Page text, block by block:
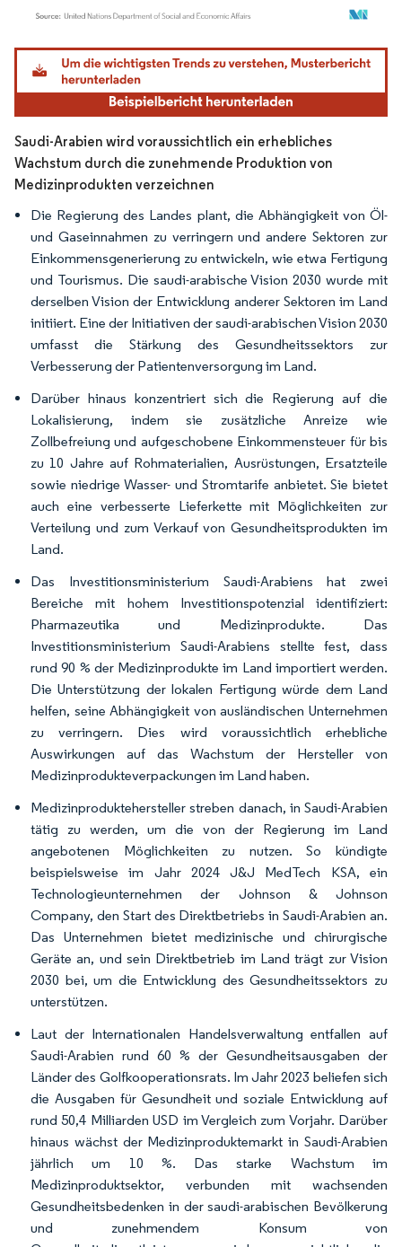
Bild © Mordor Intelligence. Wiederverwendung erfordert Namensnennung gemäß
Saudi-Arabien wird voraussichtlich ein erhebliches
Wachstum durch die zunehmende Produktion von
Medizinprodukten verzeichnen
Die Regierung des Landes plant, die Abhängigkeit von Öl-
und Gaseinnahmen zu verringern und andere Sektoren zur
Einkommensgenerierung zu entwickeln, wie etwa Fertigung
und Tourismus. Die saudi-arabische Vision 2030 wurde mit
derselben Vision der Entwicklung anderer Sektoren im Land
initiiert. Eine der Initiativen der saudi-arabischen Vision 2030
umfasst die Stärkung des Gesundheitssektors zur
Verbesserung der Patientenversorgung im Land.
Darüber hinaus konzentriert sich die Regierung auf die
Lokalisierung, indem sie zusätzliche Anreize wie
Zollbefreiung und aufgeschobene Einkommensteuer für bis
zu 10 Jahre auf Rohmaterialien, Ausrüstungen, Ersatzteile
sowie niedrige Wasser- und Stromtarife anbietet. Sie bietet
auch eine verbesserte Lieferkette mit Möglichkeiten zur
Verteilung und zum Verkauf von Gesundheitsprodukten im
Land.
Das Investitionsministerium Saudi-Arabiens hat zwei
Bereiche mit hohem Investitionspotenzial identifiziert:
Pharmazeutika und Medizinprodukte. Das
Investitionsministerium Saudi-Arabiens stellte fest, dass
rund 90 % der Medizinprodukte im Land importiert werden.
Die Unterstützung der lokalen Fertigung würde dem Land
helfen, seine Abhängigkeit von ausländischen Unternehmen
zu verringern. Dies wird voraussichtlich erhebliche
Auswirkungen auf das Wachstum der Hersteller von
Medizinprodukteverpackungen im Land haben.
Medizinproduktehersteller streben danach, in Saudi-Arabien
tätig zu werden, um die von der Regierung im Land
angebotenen Möglichkeiten zu nutzen. So kündigte
beispielsweise im Jahr 2024 J&J MedTech KSA, ein
Technologieunternehmen der Johnson & Johnson
Company, den Start des Direktbetriebs in Saudi-Arabien an.
Das Unternehmen bietet medizinische und chirurgische
Geräte an, und sein Direktbetrieb im Land trägt zur Vision
2030 bei, um die Entwicklung des Gesundheitssektors zu
unterstützen.
Laut der Internationalen Handelsverwaltung entfallen auf
Saudi-Arabien rund 60 % der Gesundheitsausgaben der
Länder des Golfkooperationsrats. Im Jahr 2023 beliefen sich
die Ausgaben für Gesundheit und soziale Entwicklung auf
rund 50,4 Milliarden USD im Vergleich zum Vorjahr. Darüber
hinaus wächst der Medizinproduktemarkt in Saudi-Arabien
jährlich um 10 %. Das starke Wachstum im
Medizinproduktsektor, verbunden mit wachsenden
Gesundheitsbedenken in der saudi-arabischen Bevölkerung
und zunehmendem Konsum von